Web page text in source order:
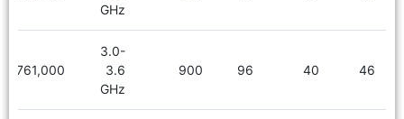
GHz
46
40
96
900
3.0-
3.6
GHz
7,761,000